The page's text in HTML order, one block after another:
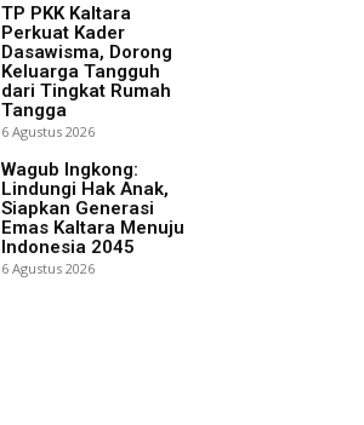
TP PKK Kaltara
Perkuat Kader
Dasawisma, Dorong
Keluarga Tangguh
dari Tingkat Rumah
Tangga
6 Agustus 2026
Wagub Ingkong:
Lindungi Hak Anak,
Siapkan Generasi
Emas Kaltara Menuju
Indonesia 2045
6 Agustus 2026